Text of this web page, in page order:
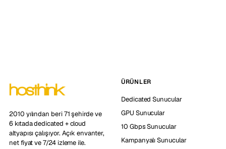
2010 yılından beri 71 şehirde ve
6 kıtada dedicated + cloud
altyapısı çalışıyor. Açık envanter,
net fiyat ve 7/24 izleme ile.
ÜRÜNLER
Dedicated Sunucular
GPU Sunucular
10 Gbps Sunucular
Kampanyalı Sunucular